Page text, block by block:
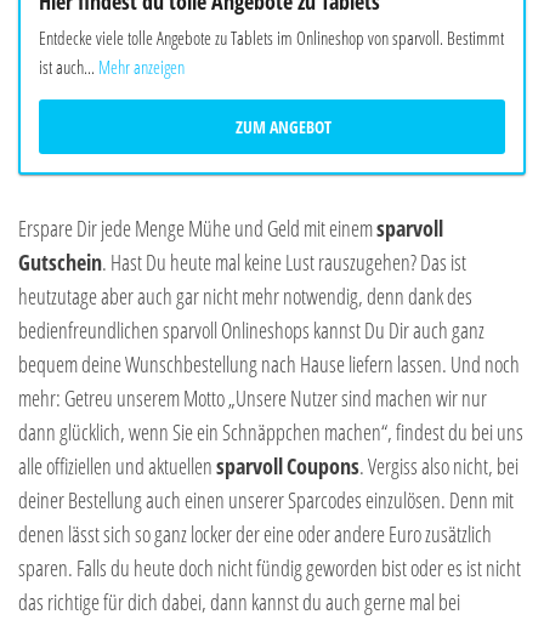
Entdecke viele tolle Angebote zu Tablets im Onlineshop von sparvoll. Bestimmt
ist auch... Mehr anzeigen
ZUM ANGEBOT
Erspare Dir jede Menge Mühe und Geld mit einemsparvoll
Gutschein. Hast Du heute mal keine Lust rauszugehen? Das ist
heutzutage aber auch gar nicht mehr notwendig, denn dank des
bedienfreundlichen sparvoll Onlineshops kannst Du Dir auch ganz
bequem deine Wunschbestellung nach Hause liefern lassen. Und noch
mehr: Getreu unserem Motto „Unsere Nutzer sind machen wir nur
dann glücklich, wenn Sie ein Schnäppchen machen“, findest du bei uns
alle offiziellen und aktuellensparvollCoupons. Vergiss also nicht, bei
deiner Bestellung auch einen unserer Sparcodes einzulösen. Denn mit
denen lässt sich so ganz locker der eine oder andere Euro zusätzlich
sparen. Falls du heute doch nicht fündig geworden bist oder es ist nicht
das richtige für dich dabei, dann kannst du auch gerne mal bei